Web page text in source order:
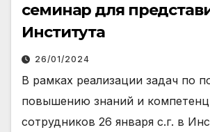
семинар для
Института
26/01/2024
В рамках реализации задач по
повышению знаний и
сотрудников 26 января с.г. в